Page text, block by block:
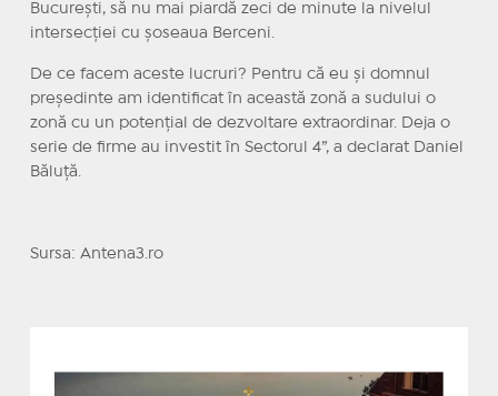
București, să nu mai piardă zeci de minute la nivelul
intersecției cu șoseaua Berceni.
De ce facem aceste lucruri? Pentru că eu și domnul
președinte am identificat în această zonă a sudului o
zonă cu un potențial de dezvoltare extraordinar. Deja o
serie de firme au investit în Sectorul 4”, a declarat Daniel
Băluță.
Sursa: Antena3.ro